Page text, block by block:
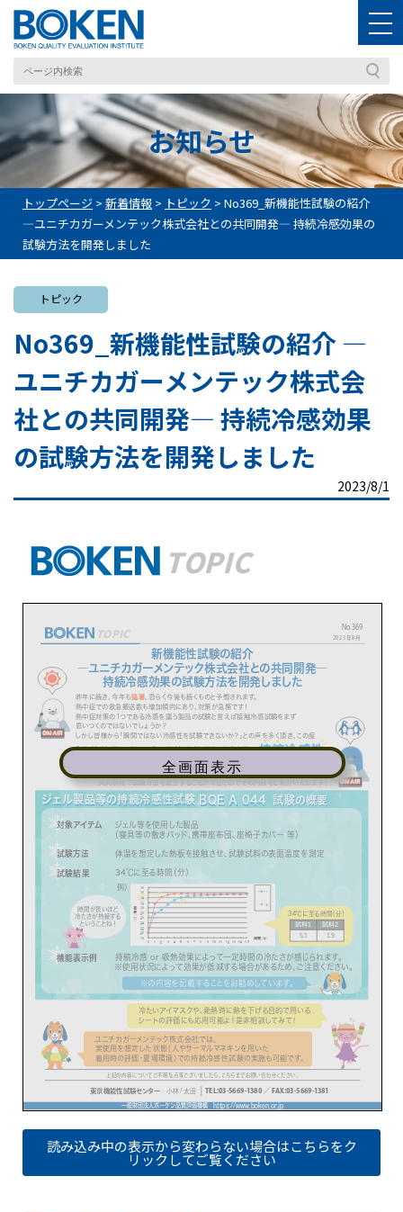
お知らせ
トップページ > 新着情報 > トピック > No369_新機能性試験の紹介
―ユニチカガーメンテック株式会社との共同開発― 持続冷感効果の
試験方法を開発しました
トピック
No369_新機能性試験の紹介 ―
ユニチカガーメンテック株式会
社との共同開発― 持続冷感効果
の試験方法を開発しました
2023/8/1
全画面表示
読み込み中の表示から変わらない場合はこちらをク
リックしてご覧ください